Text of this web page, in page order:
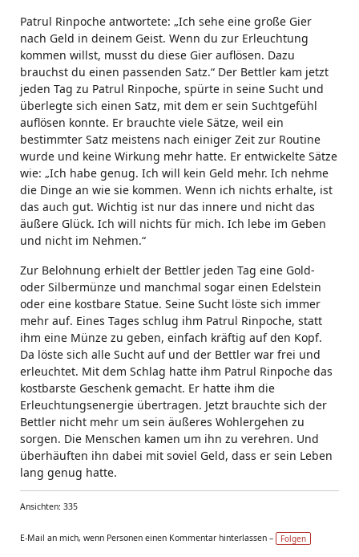
Patrul Rinpoche antwortete: „Ich sehe eine große Gier
nach Geld in deinem Geist. Wenn du zur Erleuchtung
kommen willst, musst du diese Gier auflösen. Dazu
brauchst du einen passenden Satz.“ Der Bettler kam jetzt
jeden Tag zu Patrul Rinpoche, spürte in seine Sucht und
überlegte sich einen Satz, mit dem er sein Suchtgefühl
auflösen konnte. Er brauchte viele Sätze, weil ein
bestimmter Satz meistens nach einiger Zeit zur Routine
wurde und keine Wirkung mehr hatte. Er entwickelte Sätze
wie: „Ich habe genug. Ich will kein Geld mehr. Ich nehme
die Dinge an wie sie kommen. Wenn ich nichts erhalte, ist
das auch gut. Wichtig ist nur das innere und nicht das
äußere Glück. Ich will nichts für mich. Ich lebe im Geben
und nicht im Nehmen.“
Zur Belohnung erhielt der Bettler jeden Tag eine Gold-
oder Silbermünze und manchmal sogar einen Edelstein
oder eine kostbare Statue. Seine Sucht löste sich immer
mehr auf. Eines Tages schlug ihm Patrul Rinpoche, statt
ihm eine Münze zu geben, einfach kräftig auf den Kopf.
Da löste sich alle Sucht auf und der Bettler war frei und
erleuchtet. Mit dem Schlag hatte ihm Patrul Rinpoche das
kostbarste Geschenk gemacht. Er hatte ihm die
Erleuchtungsenergie übertragen. Jetzt brauchte sich der
Bettler nicht mehr um sein äußeres Wohlergehen zu
sorgen. Die Menschen kamen um ihn zu verehren. Und
überhäuften ihn dabei mit soviel Geld, dass er sein Leben
lang genug hatte.
Ansichten: 335
E-Mail an mich, wenn Personen einen Kommentar hinterlassen – Folgen